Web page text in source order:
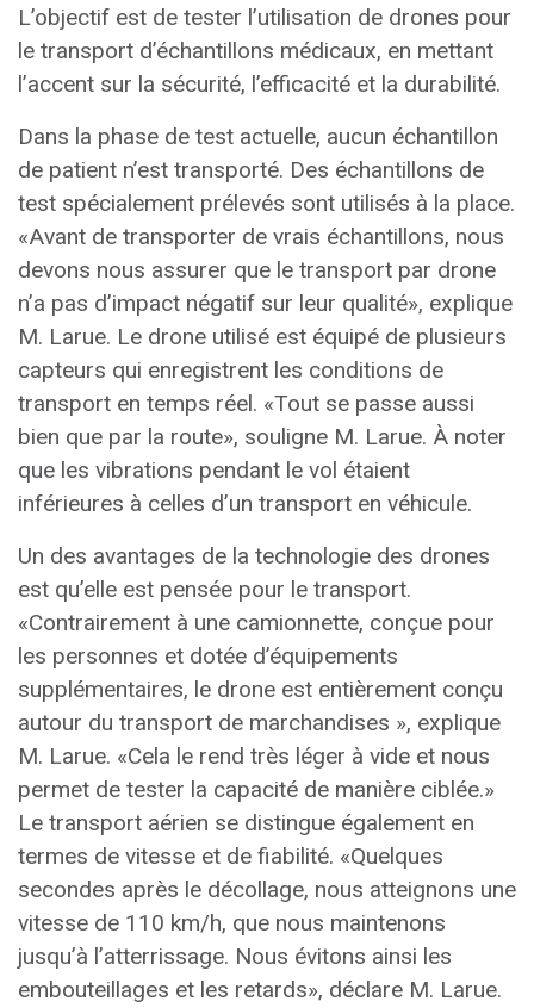
L’objectif est de tester l’utilisation de drones pour
le transport d’échantillons médicaux, en mettant
l’accent sur la sécurité, l’efficacité et la durabilité.
Dans la phase de test actuelle, aucun échantillon
de patient n’est transporté. Des échantillons de
test spécialement prélevés sont utilisés à la place.
«Avant de transporter de vrais échantillons, nous
devons nous assurer que le transport par drone
n’a pas d’impact négatif sur leur qualité», explique
M. Larue. Le drone utilisé est équipé de plusieurs
capteurs qui enregistrent les conditions de
transport en temps réel. «Tout se passe aussi
bien que par la route», souligne M. Larue. À noter
que les vibrations pendant le vol étaient
inférieures à celles d’un transport en véhicule.
Un des avantages de la technologie des drones
est qu’elle est pensée pour le transport.
«Contrairement à une camionnette, conçue pour
les personnes et dotée d’équipements
supplémentaires, le drone est entièrement conçu
autour du transport de marchandises », explique
M. Larue. «Cela le rend très léger à vide et nous
permet de tester la capacité de manière ciblée.»
Le transport aérien se distingue également en
termes de vitesse et de fiabilité. «Quelques
secondes après le décollage, nous atteignons une
vitesse de 110 km/h, que nous maintenons
jusqu’à l’atterrissage. Nous évitons ainsi les
embouteillages et les retards», déclare M. Larue.